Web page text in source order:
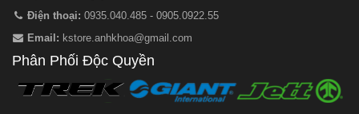
Điện thoại: 0935.040.485 - 0905.0922.55
Email: kstore.anhkhoa@gmail.com
Phân Phối Độc Quyền